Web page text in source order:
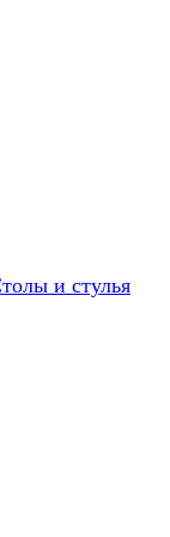
и стулья